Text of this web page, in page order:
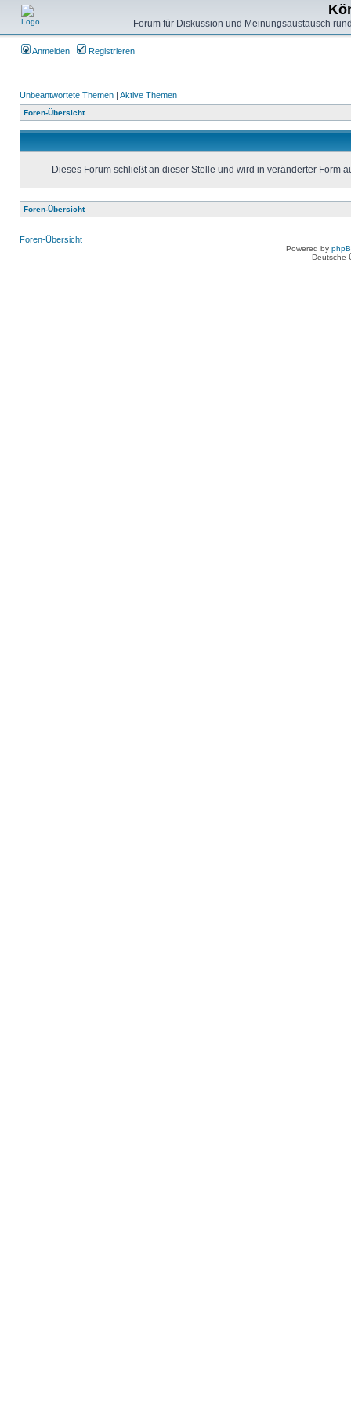
Forum für Diskussion und Meinungsaustausch
Anmelden Registrieren
Unbeantwortete Themen | Aktive Themen
Foren-Übersicht
Dieses Forum schließt an dieser Stelle und wird in veränderter Form
Foren-Übersicht
Foren-Übersicht
Powered by
Deutsche